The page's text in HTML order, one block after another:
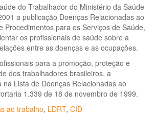
do Trabalhador do Ministério da Saúde
a publicação Doenças Relacionadas ao
Procedimentos para os Serviços de Saúde,
os profissionais de saúde sobre a
entre as doenças e as ocupações.
para a promoção, proteção e
dos trabalhadores brasileiros, a
na Lista de Doenças Relacionadas ao
1.339 de 18 de novembro de 1999.
ao trabalho, LDRT, CID